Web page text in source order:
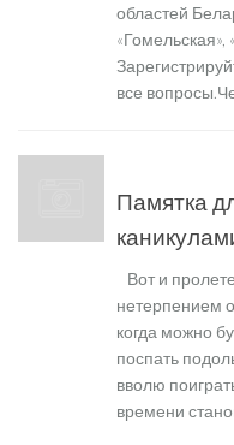
областей
«Гомельская»,
все
Памятка
Вот и
нетерпением
когда можно
поспать
вволю
времени